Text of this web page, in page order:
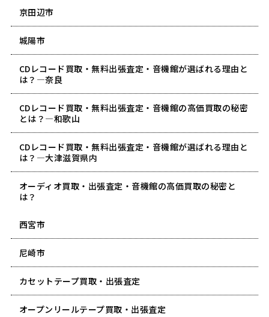
京田辺市
城陽市
CDレコード買取・無料出張査定・音機館が選ばれる理由と
は？―奈良
CDレコード買取・無料出張査定・音機館の高価買取の秘密
とは？―和歌山
CDレコード買取・無料出張査定・音機館が選ばれる理由と
は？―大津滋賀県内
オーディオ買取・出張査定・音機館の高価買取の秘密と
は？
西宮市
尼崎市
カセットテープ買取・出張査定
オープンリールテープ買取・出張査定